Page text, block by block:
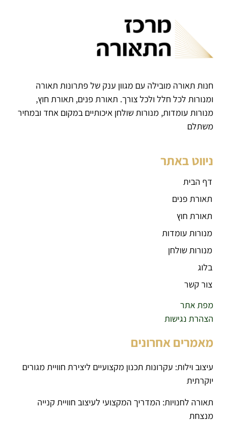
חנות תאורה מובילה עם מגוון ענק של פתרונות תאורה
ומנורות לכל חלל ולכל צורך. תאורת פנים, תאורת חוץ,
מנורות עומדות, מנורות שולחן איכותיים במקום אחד ובמחיר
משתלם
ניווט באתר
דף הבית
תאורת פנים
תאורת חוץ
מנורות עומדות
מנורות שולחן
בלוג
צור קשר
מפת אתר
הצהרת נגישות
מאמרים אחרונים
עיצוב וילות: עקרונות תכנון מקצועיים ליצירת חוויית מגורים
יוקרתית
תאורה לחנויות: המדריך המקצועי לעיצוב חוויית קנייה
מנצחת